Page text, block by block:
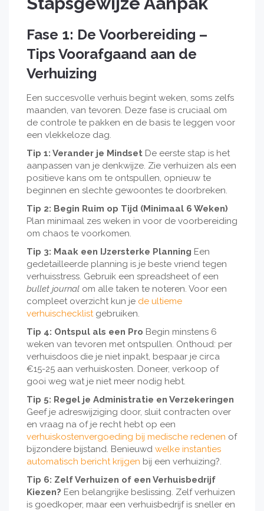
Fase 1: De Voorbereiding –
Tips Voorafgaand aan de
Verhuizing
Een succesvolle verhuis begint weken, soms zelfs
maanden, van tevoren. Deze fase is cruciaal om
de controle te pakken en de basis te leggen voor
een vlekkeloze dag.
Tip 1: Verander je Mindset De eerste stap is het
aanpassen van je denkwijze. Zie verhuizen als een
positieve kans om te ontspullen, opnieuw te
beginnen en slechte gewoontes te doorbreken.
Tip 2: Begin Ruim op Tijd (Minimaal 6 Weken)
Plan minimaal zes weken in voor de voorbereiding
om chaos te voorkomen.
Tip 3: Maak een IJzersterke Planning Een
gedetailleerde planning is je beste vriend tegen
verhuisstress. Gebruik een spreadsheet of een
bullet journal om alle taken te noteren. Voor een
compleet overzicht kun je de ultieme
verhuischecklistgebruiken.
Tip 4: Ontspul als een Pro Begin minstens 6
weken van tevoren met ontspullen. Onthoud: per
verhuisdoos die je niet inpakt, bespaar je circa
€15-25 aan verhuiskosten. Doneer, verkoop of
gooi weg wat je niet meer nodig hebt.
Tip 5: Regel je Administratie en Verzekeringen
Geef je adreswijziging door, sluit contracten over
en vraag na of je recht hebt op een
verhuiskostenvergoeding bij medische redenen of
bijzondere bijstand. Benieuwd welke instanties
automatisch bericht krijgen bij een verhuizing?.
Tip 6: Zelf Verhuizen of een Verhuisbedrijf
Kiezen? Een belangrijke beslissing. Zelf verhuizen
is goedkoper, maar een verhuisbedrijf is sneller en